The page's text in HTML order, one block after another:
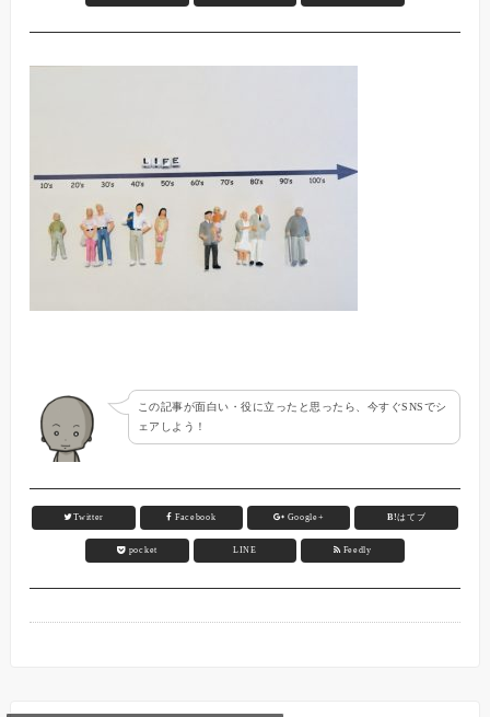
この記事が面白い・役に立ったと思ったら、今すぐSNSでシ
ェアしよう！
Twitter Facebook Google+ B!はてブ
pocket LINE Feedly